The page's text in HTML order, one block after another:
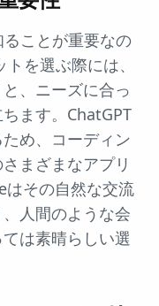
ことが重要なの
を選ぶ際には、
、ニーズに合っ
ます。ChatGPT
め、コーディン
まざまなアプリ
はその自然な交流
人間のような会
は素晴らしい選